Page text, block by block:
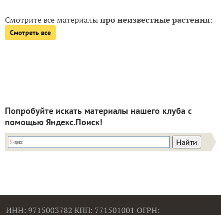
Смотрите все материалыпро неизвестные растения:
Смотреть все
Попробуйте искать материалы нашего клуба с
помощью Яндекс.Поиск!
ИНН: 9715003782 КПП: 771501001 ОГРН: